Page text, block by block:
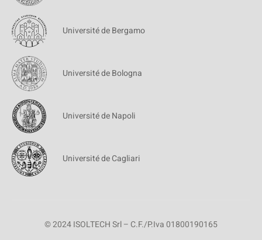
Université de Bergamo
Université de Bologna
Université de Napoli
Université de Cagliari
© 2024 ISOLTECH Srl – C.F./P.Iva 01800190165